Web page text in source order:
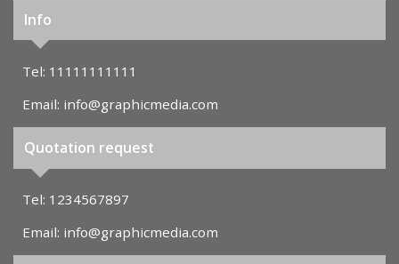
Info
Tel: 11111111111
Email: info@graphicmedia.com
Quotation request
Tel: 1234567897
Email: info@graphicmedia.com